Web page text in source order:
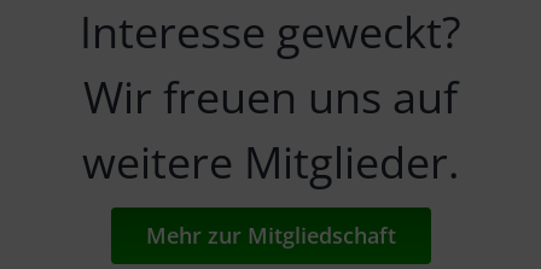
Interesse geweckt?
Wir freuen uns auf
weitere Mitglieder.
Mehr zur Mitgliedschaft